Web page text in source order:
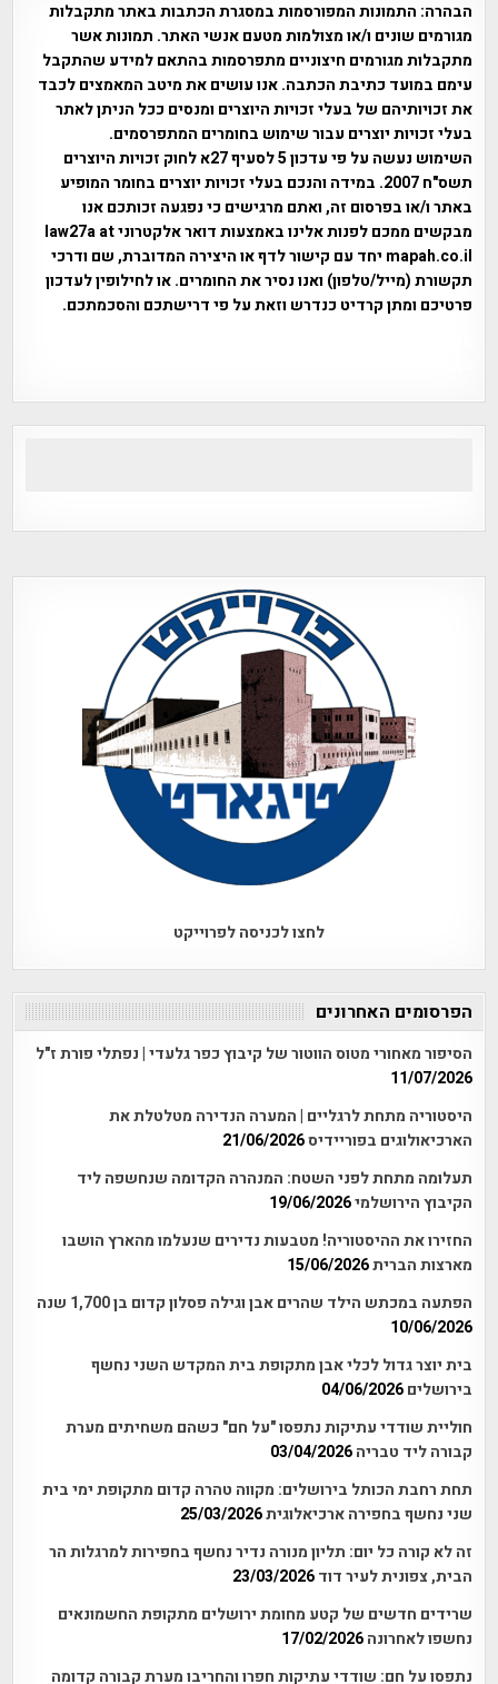
הבהרה: התמונות המפורסמות במסגרת הכתבות באתר מתקבלות
מגורמים שונים ו/או מצולמות מטעם אנשי האתר. תמונות אשר
מתקבלות מגורמים חיצוניים מתפרסמות בהתאם למידע שהתקבל
עימם במועד כתיבת הכתבה. אנו עושים את מיטב המאמצים לכבד
את זכויותיהם של בעלי זכויות היוצרים ומנסים ככל הניתן לאתר
בעלי זכויות יוצרים עבור שימוש בחומרים המתפרסמים.
השימוש נעשה על פי עדכון 5 לסעיף 27א לחוק זכויות היוצרים
תשס"ח 2007. במידה והנכם בעלי זכויות יוצרים בחומר המופיע
באתר ו/או בפרסום זה, ואתם מרגישים כי נפגעה זכותכם אנו
מבקשים ממכם לפנות אלינו באמצעות דואר אלקטרוני law27a at
mapah.co.il יחד עם קישור לדף או היצירה המדוברת, שם ודרכי
תקשורת (מייל/טלפון) ואנו נסיר את החומרים. או לחילופין לעדכון
פרטיכם ומתן קרדיט כנדרש וזאת על פי דרישתכם והסכמתכם.
לחצו לכניסה לפרוייקט
הפרסומים האחרונים
הסיפור מאחורי מטוס הווטור של קיבוץ כפר גלעדי | נפתלי פורת ז"ל
11/07/2026
היסטוריה מתחת לרגליים | המערה הנדירה מטלטלת את
הארכיאולוגים בפוריידיס21/06/2026
תעלומה מתחת לפני השטח: המנהרה הקדומה שנחשפה ליד
הקיבוץ הירושלמי19/06/2026
החזירו את ההיסטוריה! מטבעות נדירים שנעלמו מהארץ הושבו
מארצות הברית15/06/2026
הפתעה במכתש הילד שהרים אבן וגילה פסלון קדום בן 1,700 שנה
10/06/2026
בית יוצר גדול לכלי אבן מתקופת בית המקדש השני נחשף
בירושלים 04/06/2026
חוליית שודדי עתיקות נתפסו "על חם" כשהם משחיתים מערת
קבורה ליד טבריה 03/04/2026
תחת רחבת הכותל בירושלים: מקווה טהרה קדום מתקופת ימי בית
שני נחשף בחפירה ארכיאלוגית25/03/2026
זה לא קורה כל יום: תליון מנורה נדיר נחשף בחפירות למרגלות הר
הבית, צפונית לעיר דוד 23/03/2026
שרידים חדשים של קטע מחומת ירושלים מתקופת החשמונאים
נחשפו לאחרונה 17/02/2026
נתפסו על חם: שודדי עתיקות חפרו והחריבו מערת קבורה קדומה